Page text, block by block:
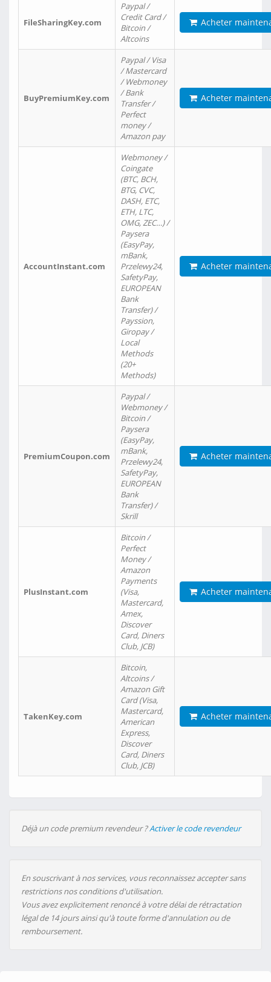
FileSharingKey.com
Paypal /
Credit Card /
Bitcoin /
Altcoins
Acheter
BuyPremiumKey.com
Paypal / Visa
/ Mastercard
/ Webmoney
/ Bank
Transfer /
Perfect
money /
Amazon pay
Acheter
AccountInstant.com
Webmoney /
Coingate
(BTC, BCH,
BTG, CVC,
DASH, ETC,
ETH, LTC,
OMG, ZEC…) /
Paysera
(EasyPay,
mBank,
Przelewy24,
SafetyPay,
EUROPEAN
Bank
Transfer) /
Payssion,
Giropay /
Local
Methods
(20+
Methods)
Acheter
PremiumCoupon.com
Paypal /
Webmoney /
Bitcoin /
Paysera
(EasyPay,
mBank,
Przelewy24,
SafetyPay,
EUROPEAN
Bank
Transfer) /
Skrill
Acheter
PlusInstant.com
Bitcoin /
Perfect
Money /
Amazon
Payments
(Visa,
Mastercard,
Amex,
Discover
Card, Diners
Club, JCB)
Acheter
TakenKey.com
Bitcoin,
Altcoins /
Amazon Gift
Card (Visa,
Mastercard,
American
Express,
Discover
Card, Diners
Club, JCB)
Acheter
Déjà un code premium revendeur ?Activer le code revendeur
En souscrivant à nos services, vous reconnaissez accepter sans
restrictions nos conditions d'utilisation.
Vous avez explicitement renoncé à votre délai de rétractation
légal de 14 jours ainsi qu'à toute forme d'annulation ou de
remboursement.